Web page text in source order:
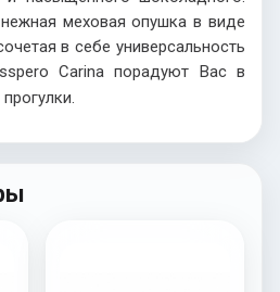
меховая опушка в виде
в себе универсальность
Carina порадуют Вас в